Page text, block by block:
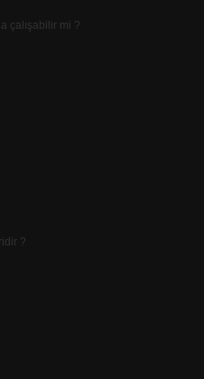
çalışabilir mi ?
?